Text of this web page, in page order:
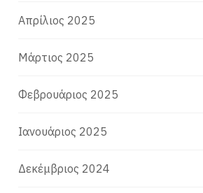
Απρίλιος 2025
Μάρτιος 2025
Φεβρουάριος 2025
Ιανουάριος 2025
Δεκέμβριος 2024